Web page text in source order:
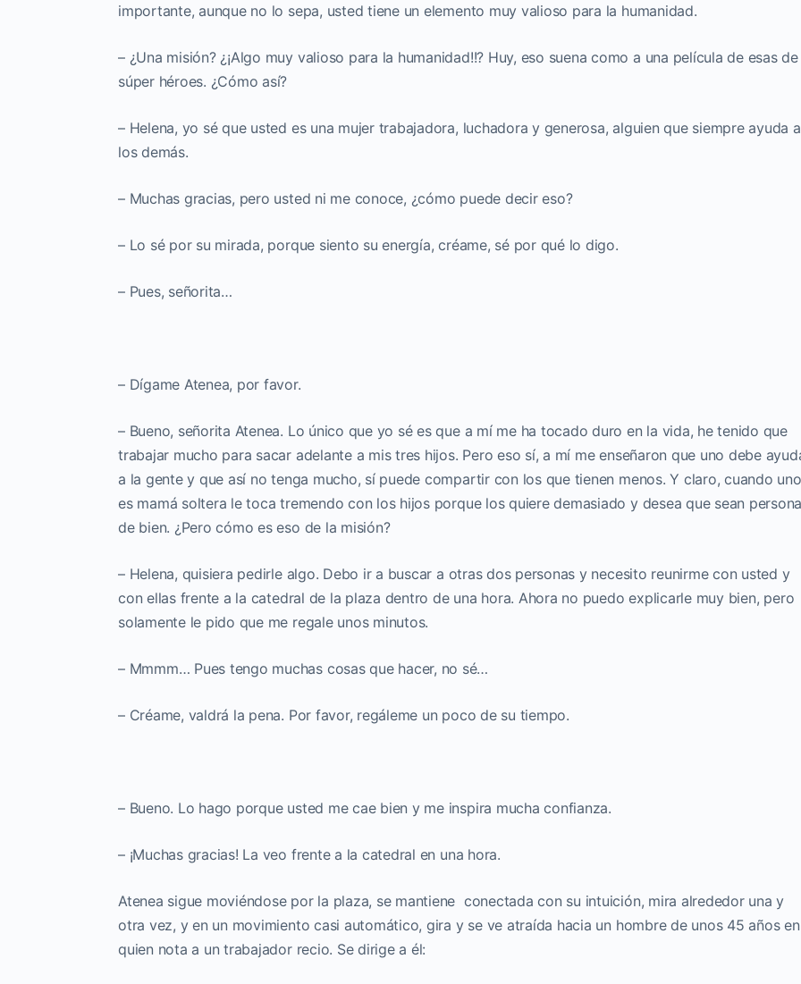
importante, aunque no lo sepa, usted tiene un elemento muy valioso para la humanidad.
– ¿Una misión? ¿¡Algo muy valioso para la humanidad!!? Huy, eso suena como a una película de esas de
súper héroes. ¿Cómo así?
– Helena, yo sé que usted es una mujer trabajadora, luchadora y generosa, alguien que siempre ayuda a
los demás.
– Muchas gracias, pero usted ni me conoce, ¿cómo puede decir eso?
– Lo sé por su mirada, porque siento su energía, créame, sé por qué lo digo.
– Pues, señorita…
– Dígame Atenea, por favor.
– Bueno, señorita Atenea. Lo único que yo sé es que a mí me ha tocado duro en la vida, he tenido que
trabajar mucho para sacar adelante a mis tres hijos. Pero eso sí, a mí me enseñaron que uno debe
a la gente y que así no tenga mucho, sí puede compartir con los que tienen menos. Y claro, cuando uno
es mamá soltera le toca tremendo con los hijos porque los quiere demasiado y desea que sean
de bien. ¿Pero cómo es eso de la misión?
– Helena, quisiera pedirle algo. Debo ir a buscar a otras dos personas y necesito reunirme con usted y
con ellas frente a la catedral de la plaza dentro de una hora. Ahora no puedo explicarle muy bien, pero
solamente le pido que me regale unos minutos.
– Mmmm… Pues tengo muchas cosas que hacer, no sé…
– Créame, valdrá la pena. Por favor, regáleme un poco de su tiempo.
– Bueno. Lo hago porque usted me cae bien y me inspira mucha confianza.
– ¡Muchas gracias! La veo frente a la catedral en una hora.
Atenea sigue moviéndose por la plaza, se mantiene conectada con su intuición, mira alrededor una y
otra vez, y en un movimiento casi automático, gira y se ve atraída hacia un hombre de unos 45 años en
quien nota a un trabajador recio. Se dirige a él: